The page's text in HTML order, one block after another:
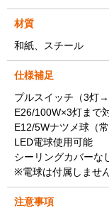
材質
和紙、スチール
仕様補足
プルスイッチ（3灯
E26/100W×3灯まで
E12/5Wナツメ球（
LED電球使用可能
シーリングカバーな
※電球は付属しませ
注意事項